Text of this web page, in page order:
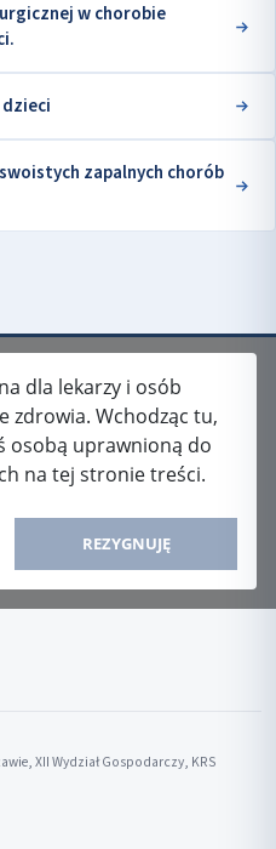
w chorobie
zapalnych chorób
dla lekarzy i osób
zdrowia. Wchodząc tu,
osobą uprawnioną do
na tej stronie treści.
REZYGNUJĘ
XII Wydział Gospodarczy, KRS